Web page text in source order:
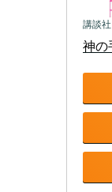
講談社
神の